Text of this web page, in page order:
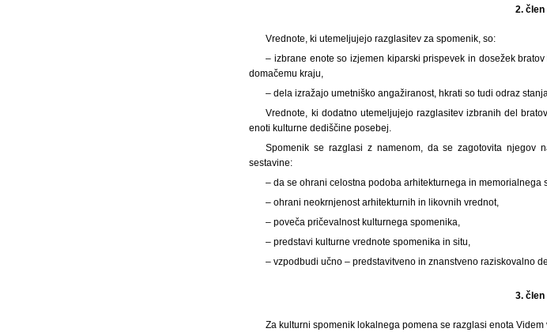
2. člen
Vrednote, ki utemeljujejo razglasitev za spomenik, so:
– izbrane enote so izjemen kiparski prispevek in dosežek
domačemu kraju,
– dela izražajo umetniško angažiranost, hkrati so tudi odraz
Vrednote, ki dodatno utemeljujejo razglasitev izbranih del
enoti kulturne dediščine posebej.
Spomenik se razglasi z namenom, da se zagotovita njegov
sestavine:
– da se ohrani celostna podoba arhitekturnega in memorialnega
– ohrani neokrnjenost arhitekturnih in likovnih vrednot,
– poveča pričevalnost kulturnega spomenika,
– predstavi kulturne vrednote spomenika in situ,
– vzpodbudi učno – predstavitveno in znanstveno raziskovalno
3. člen
Za kulturni spomenik lokalnega pomena se razglasi enota